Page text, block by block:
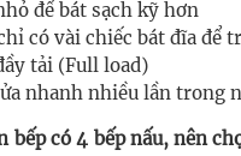
để bát sạch kỹ hơn
có vài chiếc bát đĩa để
tải (Full load)
nhanh nhiều lần trong
bếp có 4 bếp nấu, nên